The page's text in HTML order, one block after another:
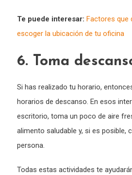
Te puede interesar: Factores que
escoger la ubicación de tu oficina
6. Toma
Si has realizado tu horario,
horarios de descanso. En esos
escritorio, toma un poco de aire
alimento saludable y, si es posible,
persona.
Todas estas actividades te